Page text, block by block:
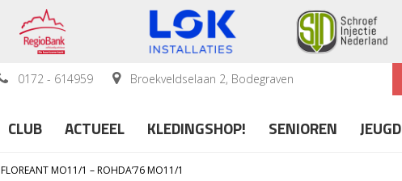
0172 - 614959 Broekveldselaan 2, Bodegraven
CLUB ACTUEEL KLEDINGSHOP! SENIOREN JEUGD
FLOREANT MO11/1 – ROHDA’76 MO11/1